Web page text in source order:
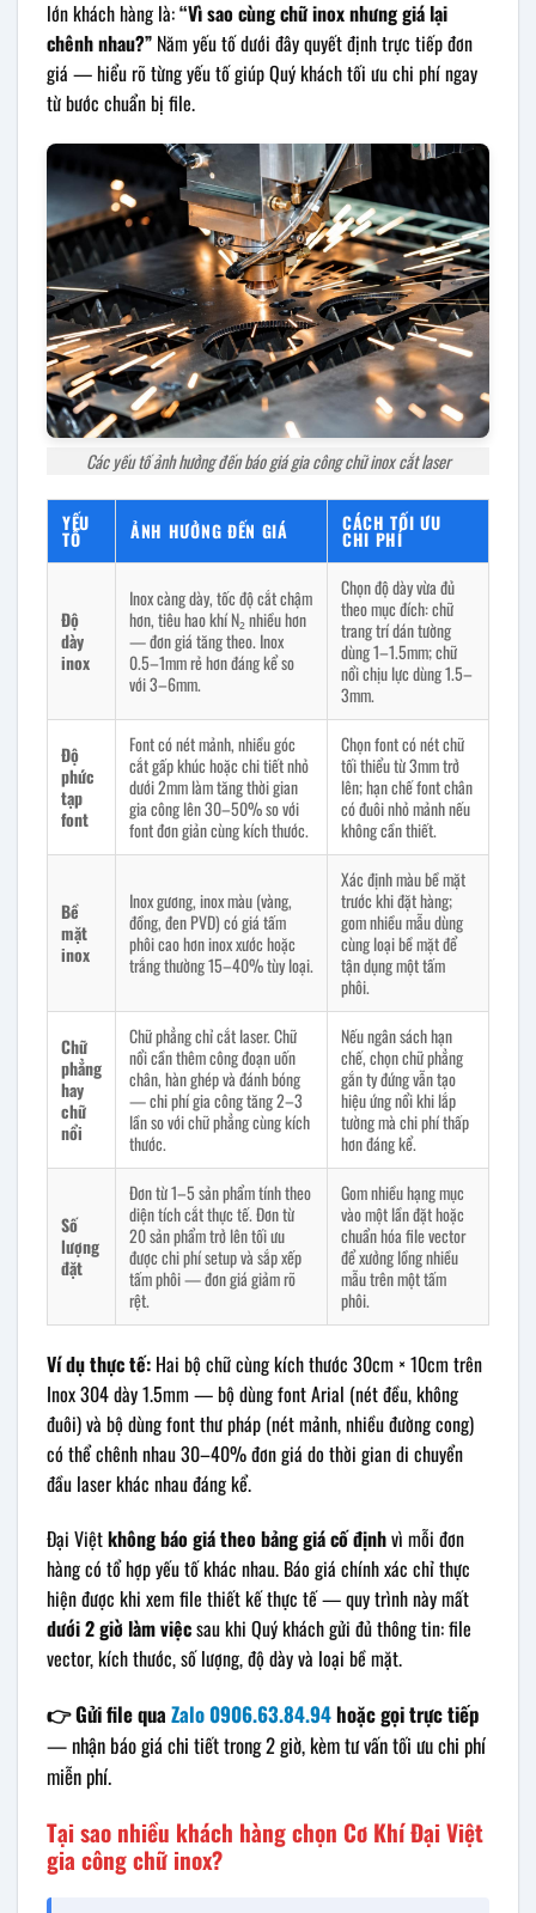
lớn khách hàng là:“Vì sao cùng chữ inox nhưng giá lại
chênh nhau?” Năm yếu tố dưới đây quyết định trực tiếp đơn
giá — hiểu rõ từng yếu tố giúp Quý khách tối ưu chi phí ngay
từ bước chuẩn bị file.
Các yếu tố ảnh hưởng đến báo giá gia công chữ inox cắt laser
YẾU
TỐ ẢNH HƯỞNG ĐẾN GIÁ CÁCH TỐI ƯU
CHI PHÍ
Độ
dày
inox
Inox càng dày, tốc độ cắt chậm
hơn, tiêu hao khí N₂ nhiều hơn
— đơn giá tăng theo. Inox
0.5–1mm rẻ hơn đáng kể so
với 3–6mm.
Chọn độ dày vừa đủ
theo mục đích: chữ
trang trí dán tường
dùng 1–1.5mm; chữ
nổi chịu lực dùng 1.5–
3mm.
Độ
phức
tạp
font
Font có nét mảnh, nhiều góc
cắt gấp khúc hoặc chi tiết nhỏ
dưới 2mm làm tăng thời gian
gia công lên 30–50% so với
font đơn giản cùng kích thước.
Chọn font có nét chữ
tối thiểu từ 3mm trở
lên; hạn chế font chân
có đuôi nhỏ mảnh nếu
không cần thiết.
Bề
mặt
inox
Inox gương, inox màu (vàng,
đồng, đen PVD) có giá tấm
phôi cao hơn inox xước hoặc
trắng thường 15–40% tùy loại.
Xác định màu bề mặt
trước khi đặt hàng;
gom nhiều mẫu dùng
cùng loại bề mặt để
tận dụng một tấm
phôi.
Chữ
phẳng
hay
chữ
nổi
Chữ phẳng chỉ cắt laser. Chữ
nổi cần thêm công đoạn uốn
chân, hàn ghép và đánh bóng
— chi phí gia công tăng 2–3
lần so với chữ phẳng cùng kích
thước.
Nếu ngân sách hạn
chế, chọn chữ phẳng
gắn ty đứng vẫn tạo
hiệu ứng nổi khi lắp
tường mà chi phí thấp
hơn đáng kể.
Số
lượng
đặt
Đơn từ 1–5 sản phẩm tính theo
diện tích cắt thực tế. Đơn từ
20 sản phẩm trở lên tối ưu
được chi phí setup và sắp xếp
tấm phôi — đơn giá giảm rõ
rệt.
Gom nhiều hạng mục
vào một lần đặt hoặc
chuẩn hóa file vector
để xưởng lồng nhiều
mẫu trên một tấm
phôi.
Ví dụ thực tế: Hai bộ chữ cùng kích thước 30cm × 10cm trên
Inox 304 dày 1.5mm — bộ dùng font Arial (nét đều, không
đuôi) và bộ dùng font thư pháp (nét mảnh, nhiều đường cong)
có thể chênh nhau 30–40% đơn giá do thời gian di chuyển
đầu laser khác nhau đáng kể.
Đại Việtkhông báo giá theo bảng giá cố địnhvì mỗi đơn
hàng có tổ hợp yếu tố khác nhau. Báo giá chính xác chỉ thực
hiện được khi xem file thiết kế thực tế — quy trình này mất
dưới 2 giờ làm việcsau khi Quý khách gửi đủ thông tin: file
vector, kích thước, số lượng, độ dày và loại bề mặt.
👉 Gửi file qua Zalo 0906.63.84.94hoặc gọi trực tiếp
— nhận báo giá chi tiết trong 2 giờ, kèm tư vấn tối ưu chi phí
miễn phí.
Tại sao nhiều khách hàng chọn Cơ Khí Đại Việt
gia công chữ inox?